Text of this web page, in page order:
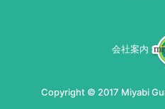
会社案内
Copyright © 2017 Miyabi